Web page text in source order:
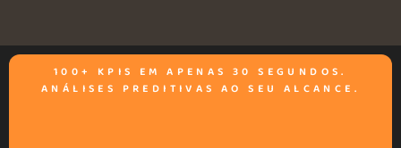
100+ KPIS EM APENAS 30 SEGUNDOS.
ANÁLISES PREDITIVAS AO SEU ALCANCE.